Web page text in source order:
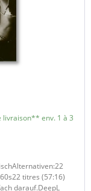
livraison** env. 1 à 3
titres (57:16)
darauf.DeepL